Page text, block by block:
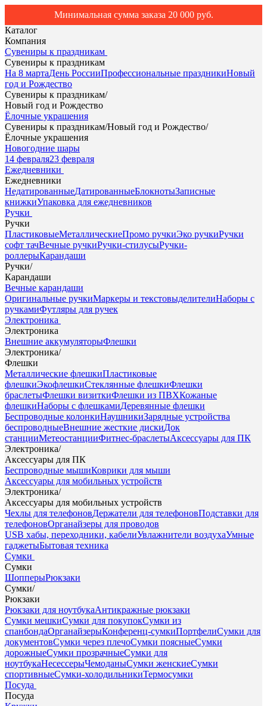
Минимальная сумма заказа 20 000 руб.
Каталог
Компания
Сувениры к праздникам
Сувениры к праздникам
На 8 мартаДень РоссииПрофессиональные праздникиНовый
год и Рождество
Сувениры к праздникам/
Новый год и Рождество
Ёлочные украшения
Сувениры к праздникам/Новый год и Рождество/
Ёлочные украшения
Новогодние шары
14 февраля23 февраля
Ежедневники
Ежедневники
НедатированныеДатированныеБлокнотыЗаписные
книжкиУпаковка для ежедневников
Ручки
Ручки
ПластиковыеМеталлическиеПромо ручкиЭко ручкиРучки
софт тачВечные ручкиРучки-стилусыРучки-
роллерыКарандаши
Ручки/
Карандаши
Вечные карандаши
Оригинальные ручкиМаркеры и текстовыделителиНаборы с
ручкамиФутляры для ручек
Электроника
Электроника
Внешние аккумуляторыФлешки
Электроника/
Флешки
Металлические флешкиПластиковые
флешкиЭкофлешкиСтеклянные флешкиФлешки
браслетыФлешки визиткиФлешки из ПВХКожаные
флешкиНаборы с флешкамиДеревянные флешки
Беспроводные колонкиНаушникиЗарядные устройства
беспроводныеВнешние жесткие дискиДок
станцииМетеостанцииФитнес-браслетыАксессуары для ПК
Электроника/
Аксессуары для ПК
Беспроводные мышиКоврики для мыши
Аксессуары для мобильных устройств
Электроника/
Аксессуары для мобильных устройств
Чехлы для телефоновДержатели для телефоновПодставки для
телефоновОрганайзеры для проводов
USB хабы, переходники, кабелиУвлажнители воздухаУмные
гаджетыБытовая техника
Сумки
Сумки
ШопперыРюкзаки
Сумки/
Рюкзаки
Рюкзаки для ноутбукаАнтикражные рюкзаки
Сумки мешкиСумки для покупокСумки из
спанбондаОрганайзерыКонференц-сумкиПортфелиСумки для
документовСумки через плечоСумки поясныеСумки
дорожныеСумки прозрачныеСумки для
ноутбукаНесессерыЧемоданыСумки женскиеСумки
спортивныеСумки-холодильникиТермосумки
Посуда
Посуда